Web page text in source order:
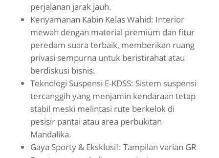
perjalanan jarak jauh.
Kenyamanan Kabin Kelas Wahid: Interior
mewah dengan material premium dan fitur
peredam suara terbaik, memberikan ruang
privasi sempurna untuk beristirahat atau
berdiskusi bisnis.
Teknologi Suspensi E-KDSS: Sistem suspensi
tercanggih yang menjamin kendaraan tetap
stabil meski melintasi rute berkelok di
pesisir pantai atau area perbukitan
Mandalika.
Gaya Sporty & Eksklusif: Tampilan varian GR